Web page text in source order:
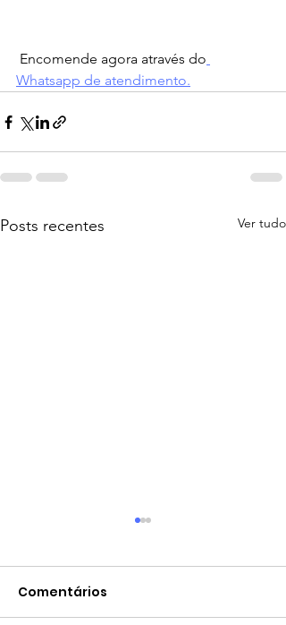
Encomende agora através do
Whatsapp de atendimento.
Posts recentes Ver tudo
Comentários